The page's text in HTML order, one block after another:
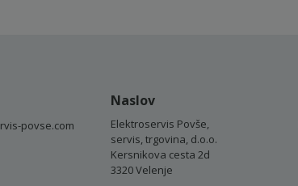
povse.com
Naslov
Elektroservis Povše,
servis, trgovina, d.o.o.
Kersnikova cesta 2d
3320 Velenje